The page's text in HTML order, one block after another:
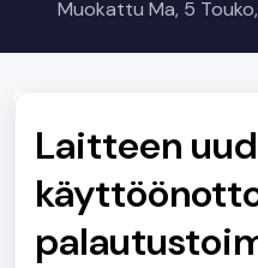
Muokattu Ma, 5
Laitteen